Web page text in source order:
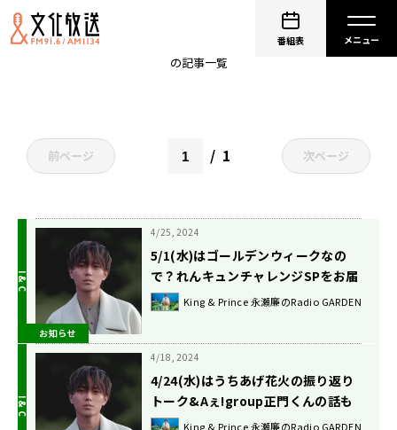
番組表
矢吹奈子のレコメン！
の記事一覧
前ページ 1 次ページ
お知らせ
4/25, 2024
5/1(水)はゴールデンウィークなの
で？れんキュンチャレンジSPをお届
けします！King & Prince 永瀬廉のRadio GARDEN
4/18, 2024
4/24(水)はうちあげ花火の振り返り
トーク&Aぇ!group正門くんの話も
またまた出てきます。
King & Prince 永瀬廉のRadio GARDEN